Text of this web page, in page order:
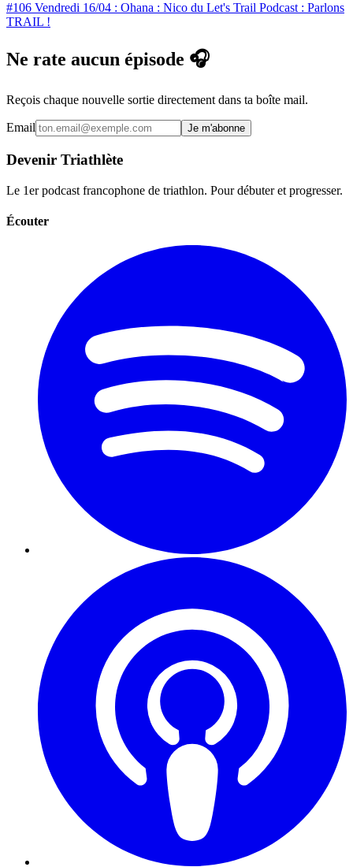
#106 Vendredi 16/04 : Ohana : Nico du Let's Trail Podcast : Parlons
TRAIL !
Ne rate aucun épisode 🎧
Reçois chaque nouvelle sortie directement dans ta boîte mail.
Email Je m'abonne
Devenir Triathlète
Le 1er podcast francophone de triathlon. Pour débuter et progresser.
Écouter